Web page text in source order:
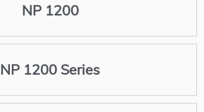
NP 1200
NP 1200 Series